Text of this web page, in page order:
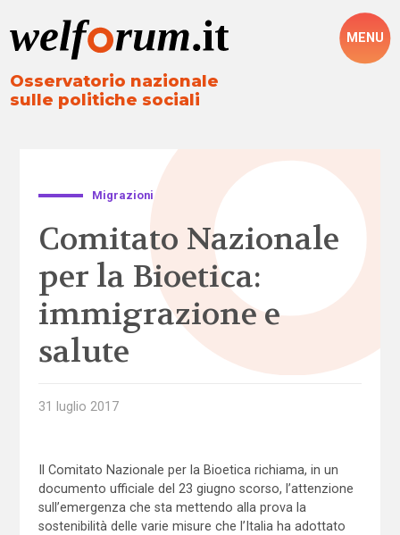
Osservatorio nazionale
sulle politiche sociali
MENU
Migrazioni
Comitato Nazionale
per la Bioetica:
immigrazione e
salute
31 luglio 2017
Il Comitato Nazionale per la Bioetica richiama, in un
documento ufficiale del 23 giugno scorso, l’attenzione
sull’emergenza che sta mettendo alla prova la
sostenibilità delle varie misure che l’Italia ha adottato